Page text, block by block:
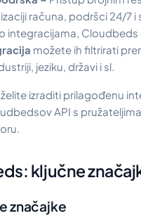
računa, podršci 24/7 i
integracijama, Cloudbeds
možete ih filtrirati
jeziku, državi i sl.
izraditi prilagođenu
API s
ključne
značajke